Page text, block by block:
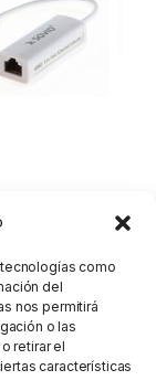
como
del
nos permitirá
o las
retirar el
características